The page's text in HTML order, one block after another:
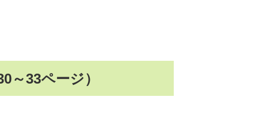
～33ページ）